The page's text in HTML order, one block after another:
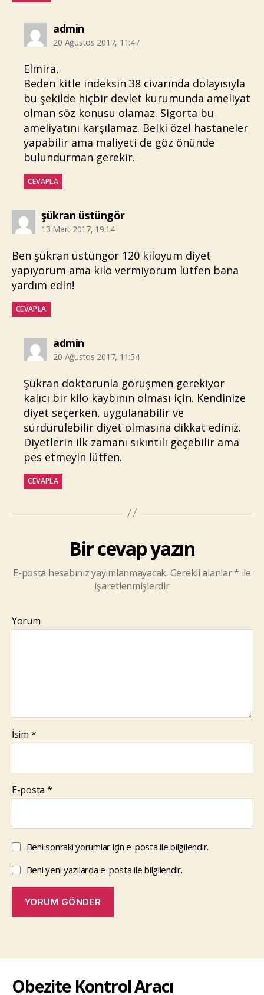
admindiyorki:
20 Ağustos 2017, 11:47
Elmira,
Beden kitle indeksin 38 civarında dolayısıyla
bu şekilde hiçbir devlet kurumunda ameliyat
olman söz konusu olamaz. Sigorta bu
ameliyatını karşılamaz. Belki özel hastaneler
yapabilir ama maliyeti de göz önünde
bulundurman gerekir.
CEVAPLA
şükran üstüngördiyorki:
13 Mart 2017, 19:14
Ben şükran üstüngör 120 kiloyum diyet
yapıyorum ama kilo vermiyorum lütfen bana
yardım edin!
CEVAPLA
admindiyorki:
20 Ağustos 2017, 11:54
Şükran doktorunla görüşmen gerekiyor
kalıcı bir kilo kaybının olması için. Kendinize
diyet seçerken, uygulanabilir ve
sürdürülebilir diyet olmasına dikkat ediniz.
Diyetlerin ilk zamanı sıkıntılı geçebilir ama
pes etmeyin lütfen.
CEVAPLA
Bir cevap yazın
E-posta hesabınız yayımlanmayacak. Gerekli alanlar* ile
işaretlenmişlerdir
Yorum
İsim *
E-posta *
Beni sonraki yorumlar için e-posta ile bilgilendir.
Beni yeni yazılarda e-posta ile bilgilendir.
Obezite Kontrol Aracı